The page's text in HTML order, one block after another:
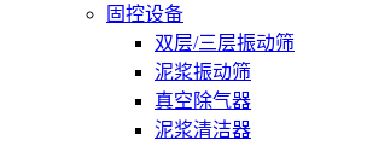
固控设备
双层/三层振动筛
泥浆振动筛
真空除气器
泥浆清洁器